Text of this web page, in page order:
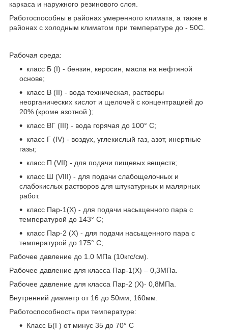
каркаса и наружного резинового слоя.
Работоспособны в районах умеренного климата, а также в
районах с холодным климатом при температуре до - 50С.
Рабочая среда:
класс Б (I) - бензин, керосин, масла на нефтяной
основе;
класс В (II) - вода техническая, растворы
неорганических кислот и щелочей с концентрацией до
20% (кроме азотной );
класс ВГ (III) - вода горячая до 100° С;
класс Г (IV) - воздух, углекислый газ, азот, инертные
газы;
класс П (VII) - для подачи пищевых веществ;
класс Ш (VIII) - для подачи слабощелочных и
слабокислых растворов для штукатурных и малярных
работ.
класс Пар-1(Х) - для подачи насыщенного пара с
температурой до 143° С;
класс Пар-2 (Х) - для подачи насыщенного пара с
температурой до 175° С;
Рабочее давление до 1.0 МПа (10кгс/см).
Рабочее давление для класса Пар-1(Х) – 0,3МПа.
Рабочее давление для класса Пар-2 (Х)- 0,8МПа.
Внутренний диаметр от 16 до 50мм, 160мм.
Работоспособность при температуре:
Класс Б(I ) от минус 35 до 70° С